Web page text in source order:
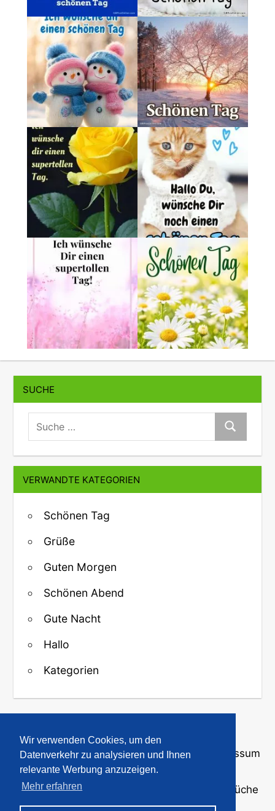
Wir verwenden Cookies, um den
Datenverkehr zu analysieren und Ihnen
relevante Werbung anzuzeigen.
Mehr erfahren
SUCHE
suche:
Suche
VERWANDTE KATEGORIEN
Schönen Tag
Grüße
Guten Morgen
Schönen Abend
Gute Nacht
Hallo
Kategorien
↑ Zurück zum Anfang
Über uns·Kontakt·Datenschutz Impressum
© 2008-2026
· Bilder und Sprüche
für WhatsApp und Profile